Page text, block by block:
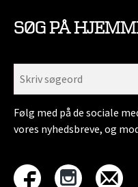
SØG PÅ
Følg med på de sociale
vores nyhedsbreve, og